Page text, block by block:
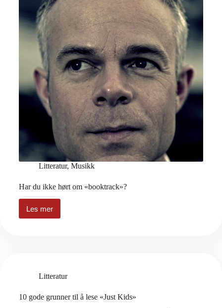
Litteratur, Musikk
Har du ikke hørt om «booktrack»?
Les mer
Har
du
Litteratur
10 gode grunner til å lese «Just Kids»